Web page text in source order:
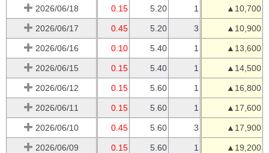
2026/06/18 0.15 5.20 1 ▲10,700
2026/06/17 0.45 5.20 3 ▲10,900
2026/06/16 0.10 5.40 1 ▲13,600
2026/06/15 0.15 5.40 1 ▲14,500
2026/06/12 0.15 5.60 1 ▲16,800
2026/06/11 0.15 5.60 1 ▲17,600
2026/06/10 0.45 5.60 3 ▲17,900
2026/06/09 0.15 5.60 1 ▲19,200